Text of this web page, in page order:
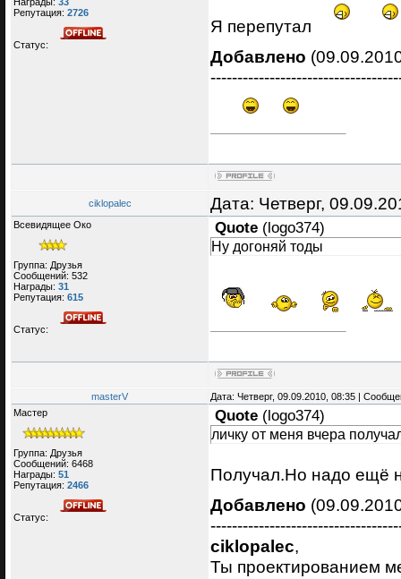
Репутация: 2726
Статус:
Я перепутал
Добавлено
ciklopalec Дата: Четверг,
Всевидящее Око
Группа: Друзья
Сообщений: 532
Награды: 31
Репутация: 615
Статус:
Quote ( logo374)
Ну догоняй тоды
masterV
Дата: Четверг, 09.09.2010, 08:35 |
Мастер
Группа: Друзья
Сообщений: 6468
Награды: 51
Репутация: 2466
Статус:
Quote ( logo374)
личку от меня вчера
Получал.Но надо ещё
Добавлено
ciklopalec,
Ты проектированием